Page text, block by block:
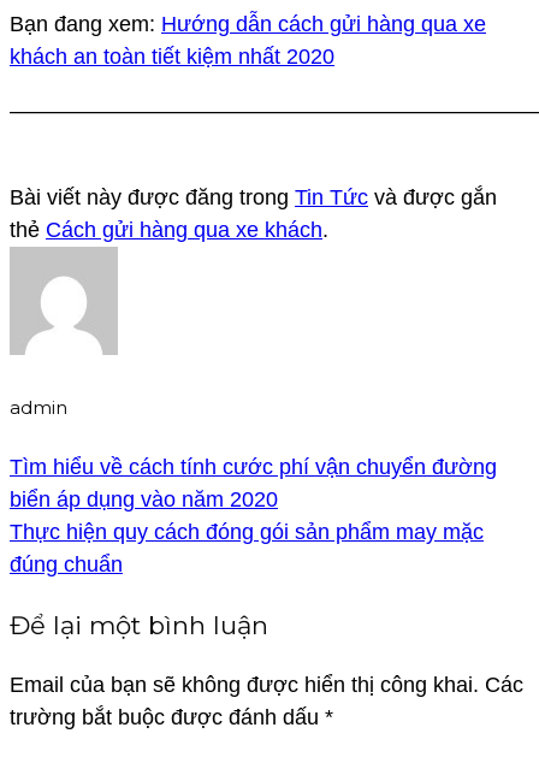
Bạn đang xem: Hướng dẫn cách gửi hàng qua xe
khách an toàn tiết kiệm nhất 2020
Bài viết này được đăng trong Tin Tức và được gắn
thẻ Cách gửi hàng qua xe khách.
admin
Tìm hiểu về cách tính cước phí vận chuyển đường
biển áp dụng vào năm 2020
Thực hiện quy cách đóng gói sản phẩm may mặc
đúng chuẩn
Để lại một bình luận
Email của bạn sẽ không được hiển thị công khai. Các
trường bắt buộc được đánh dấu *